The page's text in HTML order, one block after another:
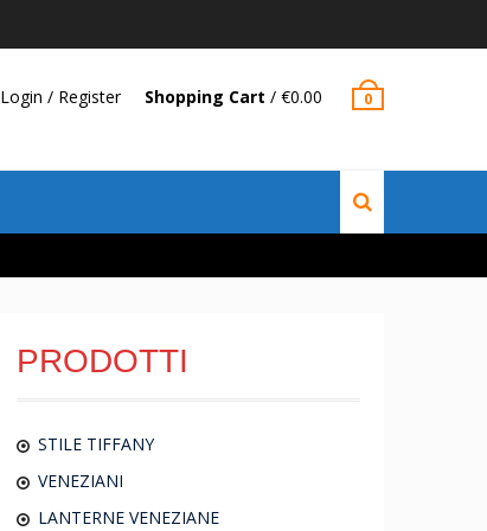
Login / Register Shopping Cart / €0.00 0
PRODOTTI
STILE TIFFANY
VENEZIANI
LANTERNE VENEZIANE